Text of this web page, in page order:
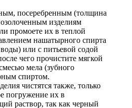
посеребренным (толщина
изделиям
промоете их в теплой
нашатырного спирта
или с питьевой содой
чего прочистите мягкой
мела (зубного
спиртом.
чистятся также, только
погружение их в
раствор, так как черный